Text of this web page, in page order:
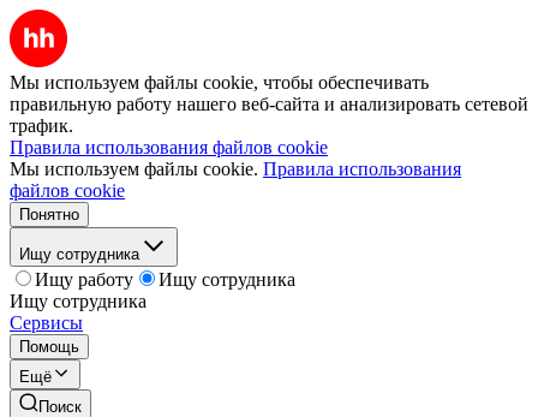
Мы используем файлы cookie, чтобы обеспечивать
правильную работу нашего веб-сайта и анализировать сетевой
трафик.
Правила использования файлов cookie
Мы используем файлы cookie. Правила использования
файлов cookie
Понятно
Ищу сотрудника
Ищу работу
Ищу сотрудника
Ищу сотрудника
Сервисы
Помощь
Ещё
Поиск